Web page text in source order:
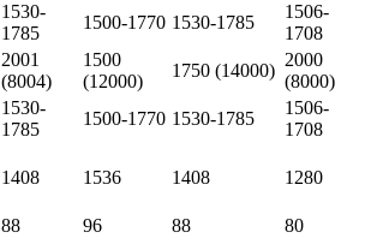
1530-
1785
1500-1770 1530-1785
1506-
1708
2001
(8004)
1500
(12000)
1750 (14000)
2000
(8000)
1530-
1785
1500-1770 1530-1785
1506-
1708
1408 1536 1408 1280
88 96 88
80